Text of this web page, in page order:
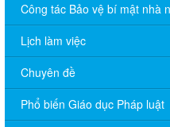
Công tác Bảo vệ bí mật nhà
Lịch làm việc
Chuyên đề
Phổ biến Giáo dục Pháp luật